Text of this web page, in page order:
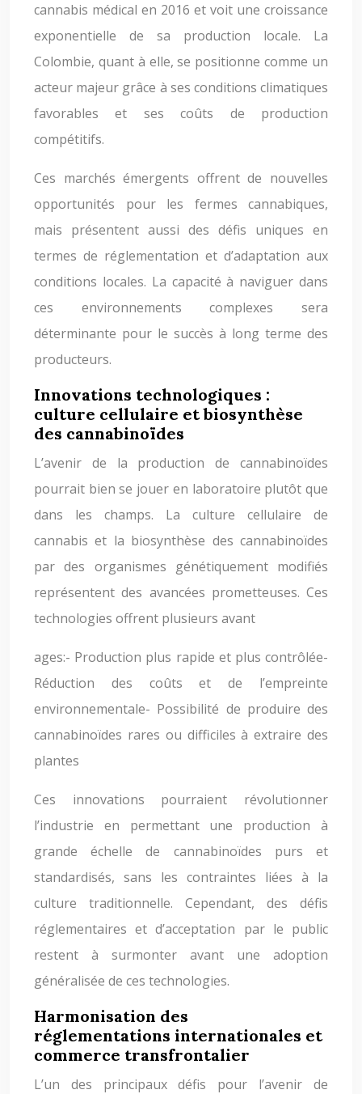
cannabis médical en 2016 et voit une croissance
exponentielle de sa production locale. La
Colombie, quant à elle, se positionne comme un
acteur majeur grâce à ses conditions climatiques
favorables et ses coûts de production
compétitifs.
Ces marchés émergents offrent de nouvelles
opportunités pour les fermes cannabiques,
mais présentent aussi des défis uniques en
termes de réglementation et d’adaptation aux
conditions locales. La capacité à naviguer dans
ces environnements complexes sera
déterminante pour le succès à long terme des
producteurs.
Innovations technologiques :
culture cellulaire et biosynthèse
des cannabinoïdes
L’avenir de la production de cannabinoïdes
pourrait bien se jouer en laboratoire plutôt que
dans les champs. La culture cellulaire de
cannabis et la biosynthèse des cannabinoïdes
par des organismes génétiquement modifiés
représentent des avancées prometteuses. Ces
technologies offrent plusieurs avant
ages:- Production plus rapide et plus contrôlée-
Réduction des coûts et de l’empreinte
environnementale- Possibilité de produire des
cannabinoïdes rares ou difficiles à extraire des
plantes
Ces innovations pourraient révolutionner
l’industrie en permettant une production à
grande échelle de cannabinoïdes purs et
standardisés, sans les contraintes liées à la
culture traditionnelle. Cependant, des défis
réglementaires et d’acceptation par le public
restent à surmonter avant une adoption
généralisée de ces technologies.
Harmonisation des
réglementations internationales et
commerce transfrontalier
L’un des principaux défis pour l’avenir de